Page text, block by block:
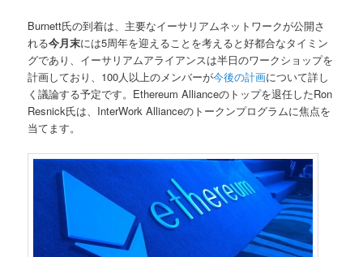
Burnett氏の到着は、主要なイーサリアムネットワークが公開さ
れる今月末には5周年を迎えることを考えると好都合なタイミン
グであり、イーサリアムアライアンスは半日のワークショップを
計画しており、100人以上のメンバーが今後の計画について詳し
く議論する予定です。Ethereum Allianceのトップを退任したRon
Resnick氏は、InterWork Allianceのトークンプログラムに焦点を
当てます。